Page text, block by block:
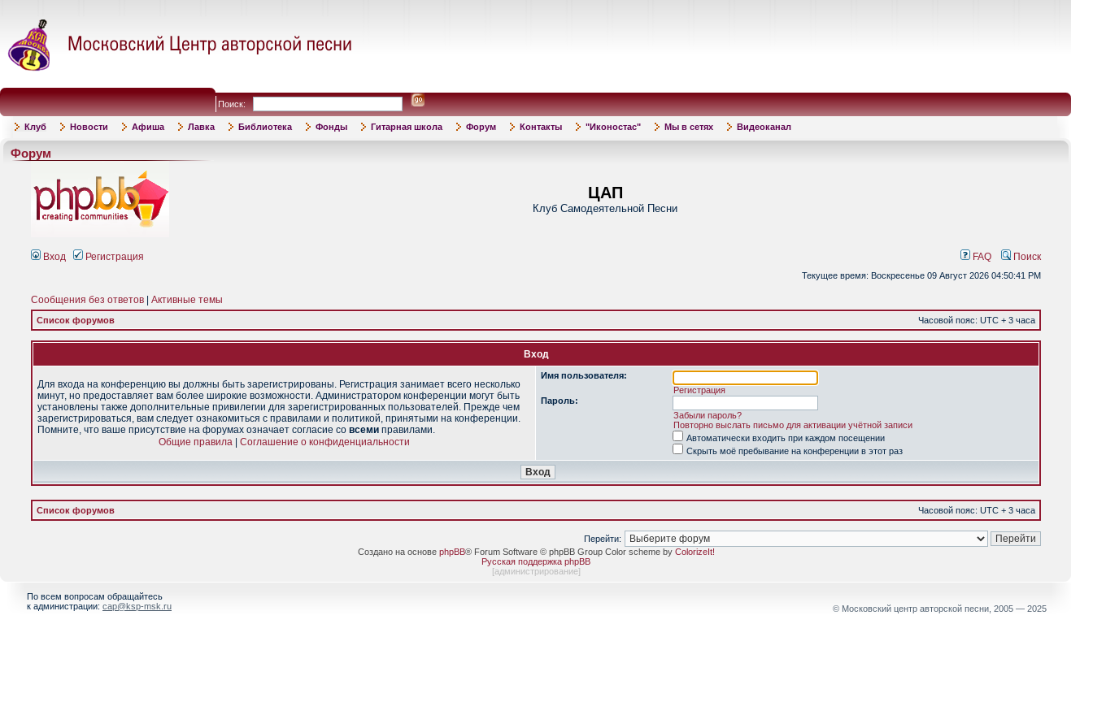
Поиск:
Клуб Новости Афиша Лавка Библиотека Фонды Гитарная школа Форум Контакты "Иконостас" Мы в сетях Видеоканал
Форум
ЦАП
Клуб Самодеятельной Песни
Вход Регистрация FAQ Поиск
Текущее время: Воскресенье 09 Август 2026 04:50:41 PM
Сообщения без ответов Активные темы
Список форумов Часовой пояс: UTC + 3 часа
Вход
Для входа на конференцию вы должны быть зарегистрированы. Регистрация занимает всего несколько
минут, но предоставляет вам более широкие возможности. Администратором конференции могут быть
установлены также дополнительные привилегии для зарегистрированных пользователей. Прежде чем
зарегистрироваться, вам следует ознакомиться с правилами и политикой, принятыми на конференции.
Помните, что ваше присутствие на форумах означает согласие со всеми правилами.
Общие правила
Соглашение о конфиденциальности
Имя пользователя:
Регистрация
Пароль:
Забыли пароль?
Повторно выслать письмо для активации учётной записи
Автоматически входить при каждом посещении
Скрыть моё пребывание на конференции в этот раз
Список форумов Часовой пояс: UTC + 3 часа
Перейти:
Создано на основе phpBB® Forum Software © phpBB Group Color scheme by ColorizeIt!
Русская поддержка phpBB
[администрирование]
По всем вопросам обращайтесь
к администрации: cap@ksp-msk.ru © Московский центр авторской песни, 2005 — 2025